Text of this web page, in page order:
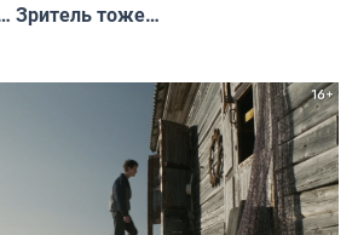
Зритель тоже…